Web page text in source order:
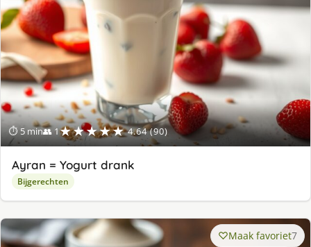
⏱ 5 min👥 1★★★★★ 4.64 (90)
Ayran = Yogurt drank
Bijgerechten
Maak favoriet7